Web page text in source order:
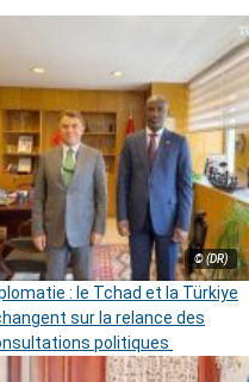
© (DR)
: le Tchad et la Türkiye
sur la relance des
politiques